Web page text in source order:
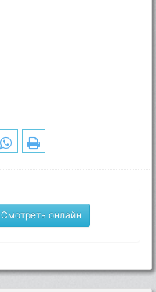
Смотреть онлайн